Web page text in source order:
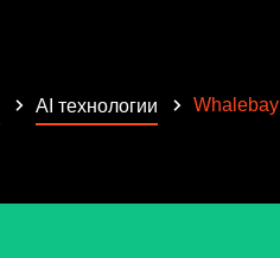
AI технологии Whalebay